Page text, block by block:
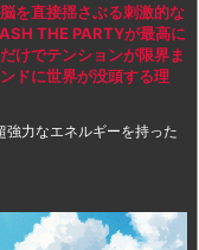
を直接揺さぶる刺激的な
THE PARTYが最高に
けでテンションが限界ま
ドに世界が没頭する理
強力なエネルギーを持った